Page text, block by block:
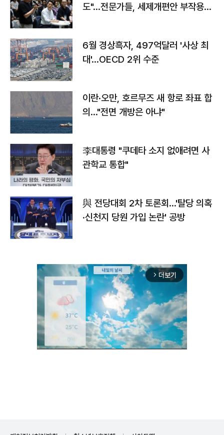
도"…전문가들, 세제개편안 부작용
6월 경상흑자, 497억달러 '사상 최
대'…OECD 2위 수준
이란·오만, 호르무즈 새 항로 좌표 합
의…"전면 개방은 아냐"
李대통령 "쿠데타 소지 없애려면 사
관학교 통합"
與 전당대회 2차 토론회…'탈당 의혹
·신천지 당원 가입 논란' 공방
arrow_forward_ios 더보기